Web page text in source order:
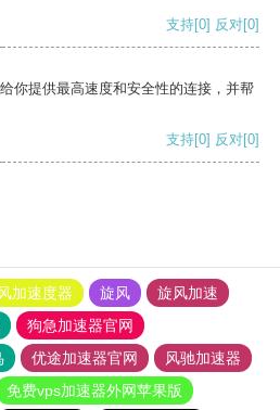
支持[0] 反对[0]
你提供最高速度和安全性的连接，并帮
支持[0] 反对[0]
加速度器 旋风
旋风加速
狗急加速器官网
优途加速器官网
风驰加速器
免费vps加速器外网苹果版